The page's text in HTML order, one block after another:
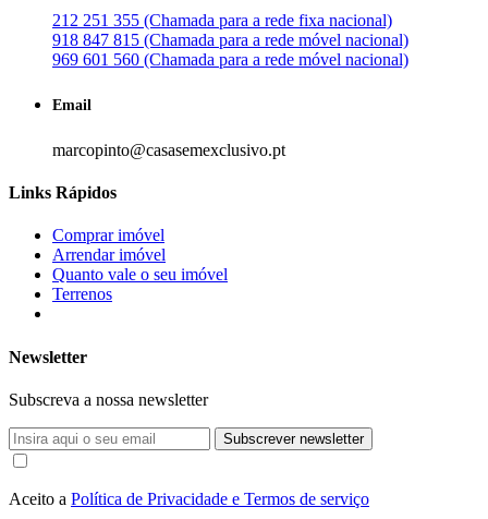
212 251 355 (Chamada para a rede fixa nacional)
918 847 815 (Chamada para a rede móvel nacional)
969 601 560 (Chamada para a rede móvel nacional)
Email
marcopinto@casasemexclusivo.pt
Links Rápidos
Comprar imóvel
Arrendar imóvel
Quanto vale o seu imóvel
Terrenos
Newsletter
Subscreva a nossa newsletter
Subscrever newsletter
Aceito a Política de Privacidade e Termos de serviço